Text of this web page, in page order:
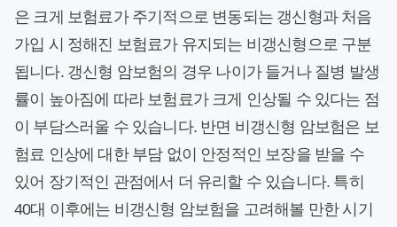
은 크게 보험료가 주기적으로 변동되는 갱신형과 처음
가입 시 정해진 보험료가 유지되는 비갱신형으로 구분
됩니다. 갱신형 암보험의 경우 나이가 들거나 질병 발생
률이 높아짐에 따라 보험료가 크게 인상될 수 있다는 점
이 부담스러울 수 있습니다. 반면 비갱신형 암보험은 보
험료 인상에 대한 부담 없이 안정적인 보장을 받을 수
있어 장기적인 관점에서 더 유리할 수 있습니다. 특히
40대 이후에는 비갱신형 암보험을 고려해볼 만한 시기